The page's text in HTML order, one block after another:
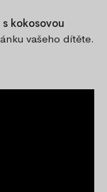
kokosovou
vašeho dítěte.